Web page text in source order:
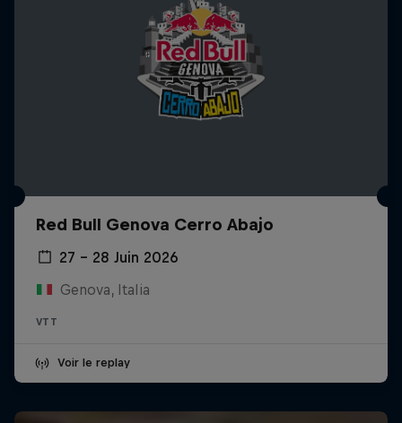
Red Bull Genova Cerro Abajo
27 – 28 Juin 2026
Genova, Italia
VTT
Voir le replay